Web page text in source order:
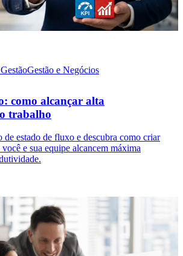
Gestão e Negócios
como alcançar alta
trabalho
de estado de fluxo e descubra como criar
e sua equipe alcancem máxima